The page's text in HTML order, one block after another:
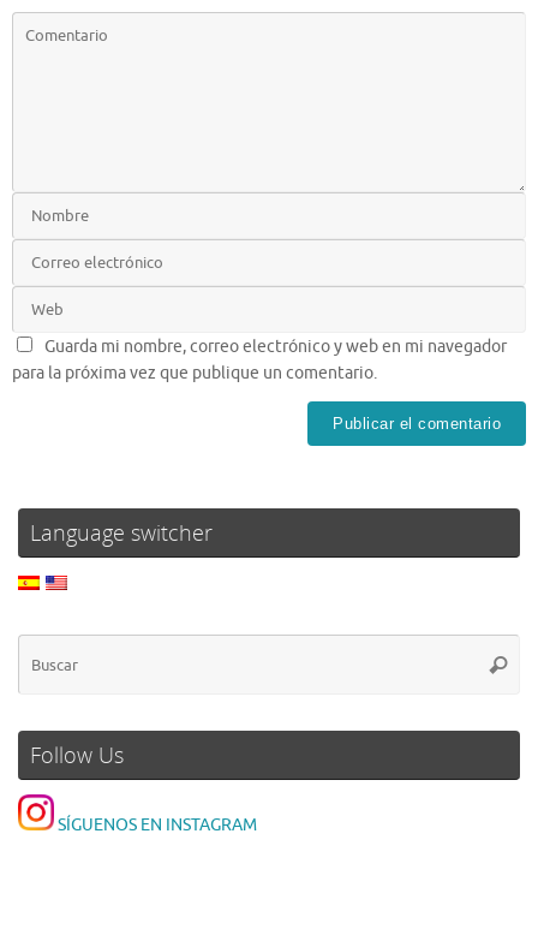
Guarda mi nombre, correo electrónico y web en mi navegador
para la próxima vez que publique un comentario.
Language switcher
Follow Us
SÍGUENOS EN INSTAGRAM